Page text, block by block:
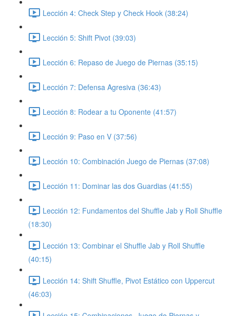
Lección 4: Check Step y Check Hook (38:24)
Lección 5: Shift Pivot (39:03)
Lección 6: Repaso de Juego de Piernas (35:15)
Lección 7: Defensa Agresiva (36:43)
Lección 8: Rodear a tu Oponente (41:57)
Lección 9: Paso en V (37:56)
Lección 10: Combinación Juego de Piernas (37:08)
Lección 11: Dominar las dos Guardias (41:55)
Lección 12: Fundamentos del Shuffle Jab y Roll Shuffle
(18:30)
Lección 13: Combinar el Shuffle Jab y Roll Shuffle
(40:15)
Lección 14: Shift Shuffle, Pivot Estático con Uppercut
(46:03)